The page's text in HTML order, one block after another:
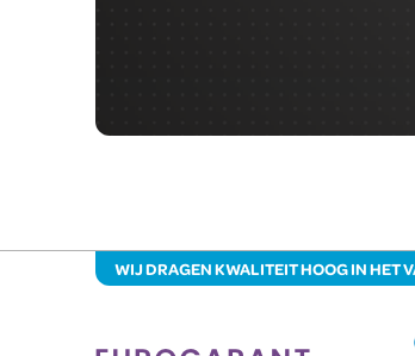
WIJ DRAGEN KWALITEIT HOOG IN HET